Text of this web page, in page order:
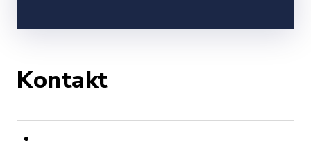
Kontakt